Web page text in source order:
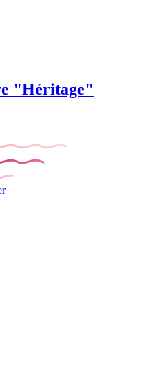
"Héritage"